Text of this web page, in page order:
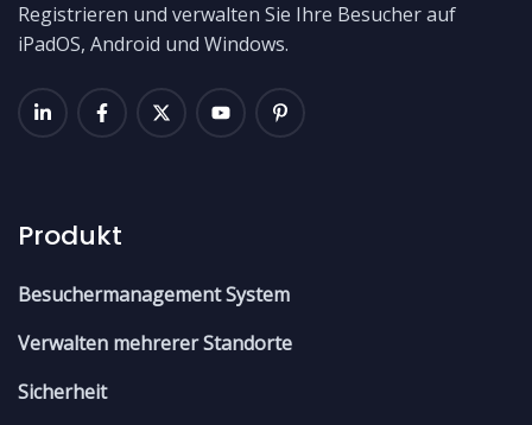
Registrieren und verwalten Sie Ihre Besucher auf
iPadOS, Android und Windows.
Produkt
Besuchermanagement System
Verwalten mehrerer Standorte
Sicherheit